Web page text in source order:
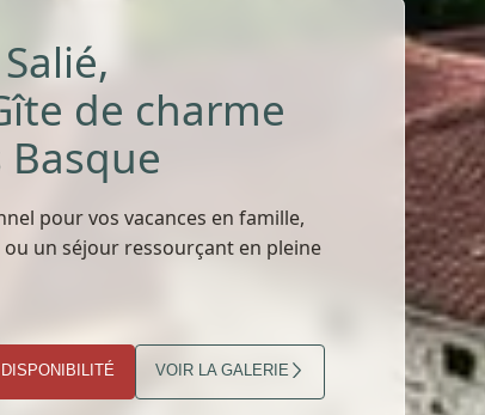
de charme
Basque
pour vos vacances en famille,
un séjour ressourçant en pleine
VOIR LA GALERIE